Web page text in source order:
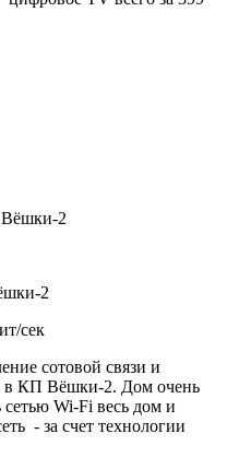
2
сек
сотовой связи и
в КП Вёшки-2. Дом очень
Wi-Fi весь дом и
- за счет технологии